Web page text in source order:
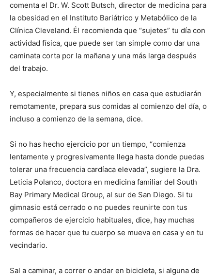
comenta el Dr. W. Scott Butsch, director de medicina para
la obesidad en el Instituto Bariátrico y Metabólico de la
Clínica Cleveland. Él recomienda que “sujetes” tu día con
actividad física, que puede ser tan simple como dar una
caminata corta por la mañana y una más larga después
del trabajo.
Y, especialmente si tienes niños en casa que estudiarán
remotamente, prepara sus comidas al comienzo del día, o
incluso a comienzo de la semana, dice.
Si no has hecho ejercicio por un tiempo, “comienza
lentamente y progresivamente llega hasta donde puedas
tolerar una frecuencia cardíaca elevada”, sugiere la Dra.
Leticia Polanco, doctora en medicina familiar del South
Bay Primary Medical Group, al sur de San Diego. Si tu
gimnasio está cerrado o no puedes reunirte con tus
compañeros de ejercicio habituales, dice, hay muchas
formas de hacer que tu cuerpo se mueva en casa y en tu
vecindario.
Sal a caminar, a correr o andar en bicicleta, si alguna de